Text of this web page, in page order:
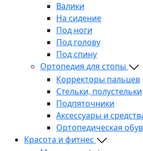
Валики
На сидение
Под ноги
Под голову
Под спину
Ортопедия для стопы
Корректоры пальцев
Стельки, полустельки
Подпяточники
Аксессуары и
Ортопедическая
Красота и фитнес